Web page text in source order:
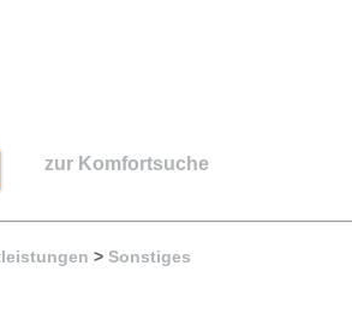
zur Komfortsuche
> Sonstiges